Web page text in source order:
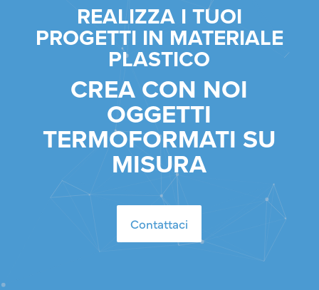
REALIZZA I TUOI
PROGETTI IN MATERIALE
PLASTICO
CREA CON NOI
OGGETTI
TERMOFORMATI SU
MISURA
Contattaci